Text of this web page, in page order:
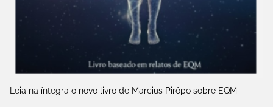
Leia na íntegra o novo livro de Marcius Pirôpo sobre EQM